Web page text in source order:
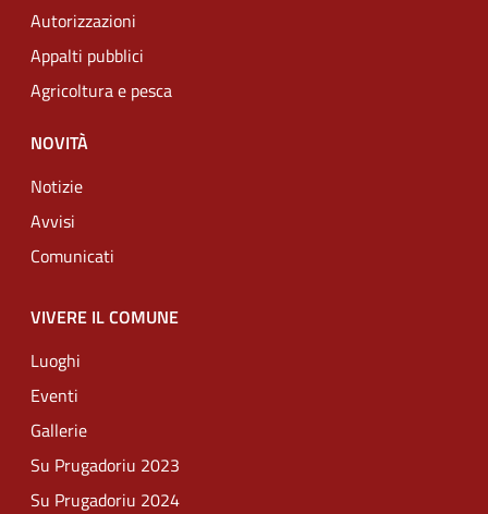
Autorizzazioni
Appalti pubblici
Agricoltura e pesca
NOVITÀ
Notizie
Avvisi
Comunicati
VIVERE IL COMUNE
Luoghi
Eventi
Gallerie
Su Prugadoriu 2023
Su Prugadoriu 2024